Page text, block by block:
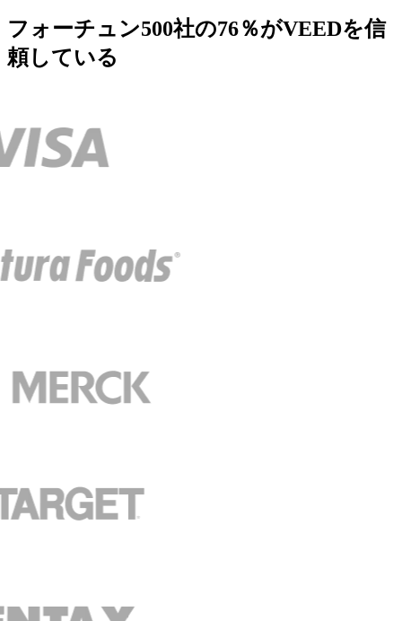
フォーチュン500社の76％がVEEDを信
頼している